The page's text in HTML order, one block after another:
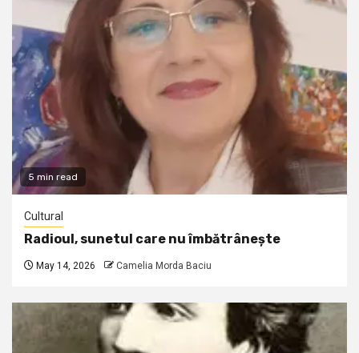
5 min read
Cultural
Radioul, sunetul care nu îmbătrânește
May 14, 2026 Camelia Morda Baciu